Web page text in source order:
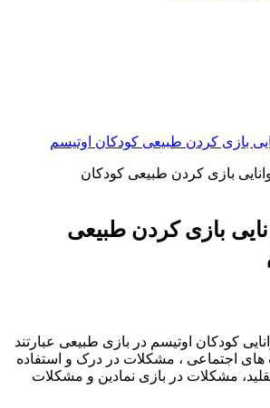
بازی کردن طبیعی
کودکان اوتیسم در بازی طبیعی عبارتند
اجتماعی ، مشکلات در درک و استفاده
مشکلات در بازی نمادین و مشکلات